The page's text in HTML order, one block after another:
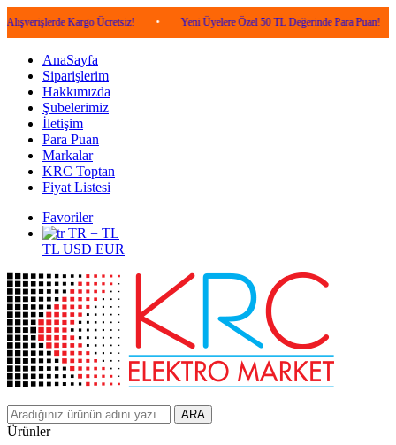
Kargo Ücretsiz! • Yeni Üyelere Özel 50 TL Değerinde Para Puan! •
AnaSayfa
Siparişlerim
Hakkımızda
Şubelerimiz
İletişim
Para Puan
Markalar
KRC Toptan
Fiyat Listesi
Favoriler
TR − TL
TL USD EUR
ARA
Ürünler